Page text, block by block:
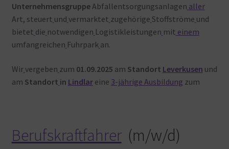
UnternehmensgruppeAbfallentsorgungsanlagen aller
Art, steuert und vermarktet zugehörige Stoffströme und
bietet die notwendigen Logistikleistungen mit einem
umfangreichen Fuhrpark an.
Wirvergeben zum 01.09.2025 am Standort Leverkusen und
am Standort in Lindlareine 3-jährige Ausbildung zum
Berufskraftfahrer(m/w/d)